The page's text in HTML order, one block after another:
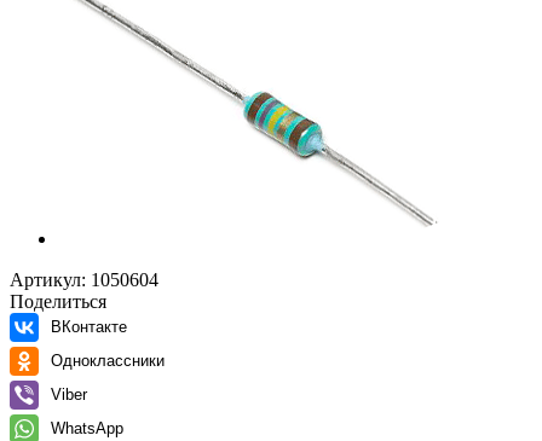
Артикул: 1050604
Поделиться
ВКонтакте
Одноклассники
Viber
WhatsApp